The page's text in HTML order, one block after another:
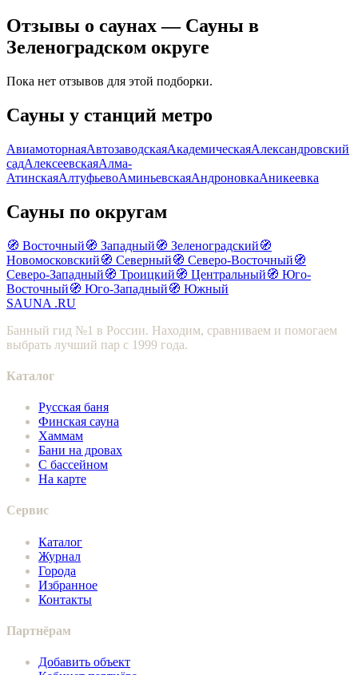
Отзывы о саунах — Сауны в
Зеленоградском округе
Пока нет отзывов для этой подборки.
Сауны у станций метро
АвиамоторнаяАвтозаводскаяАкадемическаяАлександровский
садАлексеевскаяАлма-
АтинскаяАлтуфьевоАминьевскаяАндроновкаАникеевка
Сауны по округам
🧭 Восточный🧭 Западный🧭 Зеленоградский🧭
Новомосковский🧭 Северный🧭 Северо-Восточный🧭
Северо-Западный🧭 Троицкий🧭 Центральный🧭 Юго-
Восточный🧭 Юго-Западный🧭 Южный
SAUNA .RU
Банный гид №1 в России. Находим, сравниваем и помогаем
выбрать лучший пар с 1999 года.
Каталог
Русская баня
Финская сауна
Хаммам
Бани на дровах
С бассейном
На карте
Сервис
Каталог
Журнал
Города
Избранное
Контакты
Партнёрам
Добавить объект